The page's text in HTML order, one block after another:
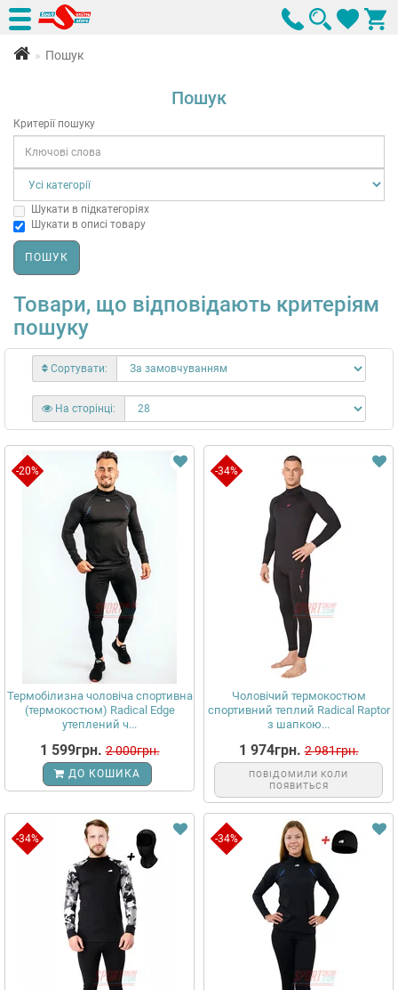
Пошук
Пошук
Критерії пошуку
Шукати в підкатегоріях
Шукати в описі товару
Товари, що відповідають критеріям
пошуку
Сортувати:
На сторінці:
-20%
Термобілизна чоловіча спортивна
(термокостюм) Radical Edge
утеплений ч...
1 599грн. 2 000грн.
ДО КОШИКА
-34%
Чоловічий термокостюм
спортивний теплий Radical Raptor
з шапкою...
1 974грн. 2 981грн.
ПОВІДОМИЛИ КОЛИ
ПОЯВИТЬСЯ
-34% -34%